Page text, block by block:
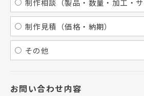
制作相談（製品・数量・加工・サ
制作見積（価格・納期）
その他
お問い合わせ内容